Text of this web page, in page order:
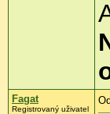
Fagat
Registrovaný uživatel